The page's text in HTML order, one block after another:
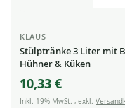
KLAUS
Stülptränke 3 Liter mit
Hühner & Küken
10,33 €
Inkl. 19% MwSt. , exkl.